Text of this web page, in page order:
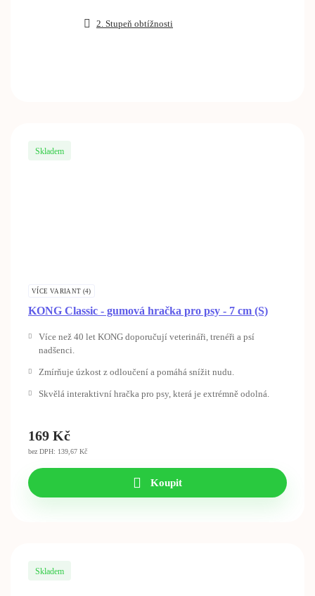
2. Stupeň obtížnosti
VÍCE VARIANT (4)
KONG Classic - gumová hračka pro psy - 7 cm (S)
Skladem
Více než 40 let KONG doporučují veterináři, trenéři a psí
nadšenci.
Zmírňuje úzkost z odloučení a pomáhá snížit nudu.
Skvělá interaktivní hračka pro psy, která je extrémně odolná.
169 Kč
bez DPH: 139,67 Kč
Koupit
Skladem